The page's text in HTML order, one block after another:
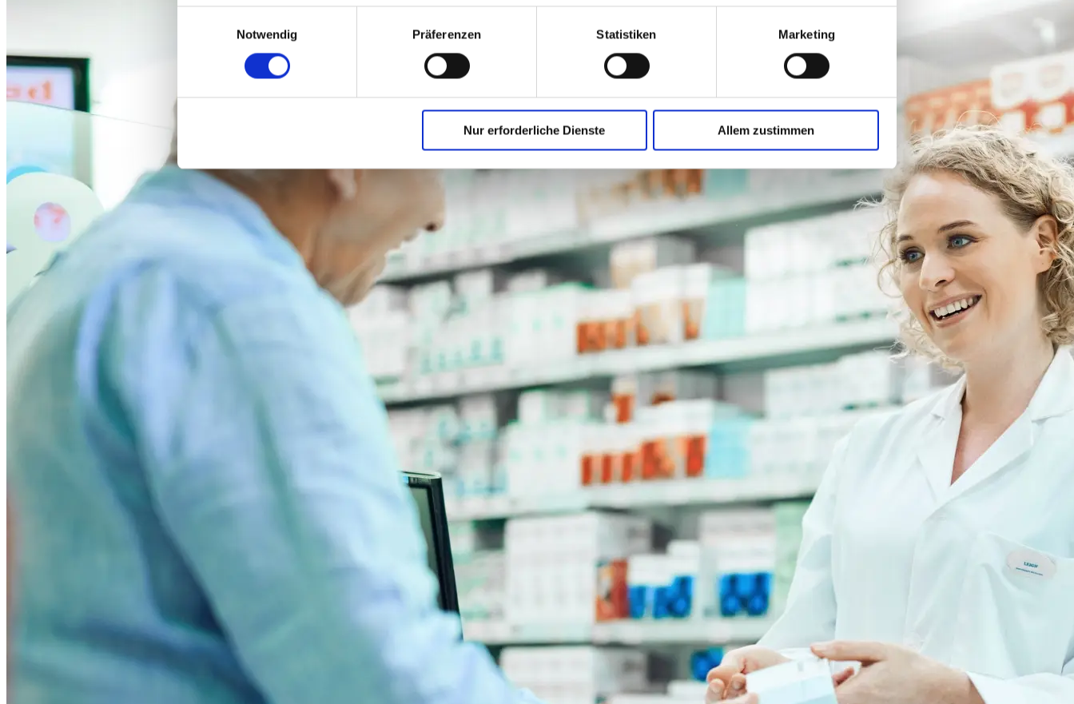
Rechtsgrundlage für die Verarbeitung aller weiteren Cookies und vergleichbaren Technologien ist Ihre Einwilligung i.S.d. §
25 Abs. 1 TDDDG i. V. m. Art. 6 Abs. 1 S. 1 lit. a) DSGVO.
Sie können Ihre Einwilligung jederzeit durch Klicken auf die Schaltfläche „Einwilligung ändern“ widerrufen.
Zur Einholung der erforderlichen Einwilligungen verwenden wir auf unserer Webseite das Consent-Management-Tool
Art. 7 Abs. 1 DSGVO sowie Art. 5 Abs. 2 DSGVO (Nachweispflicht der Einwilligung).
Notwendig
Präferenzen Statistiken Marketing
Nur erforderliche Dienste Allem zustimmen